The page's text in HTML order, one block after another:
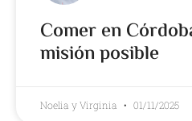
Comer en
misión posible
Noelia y Virginia 01/11/2025